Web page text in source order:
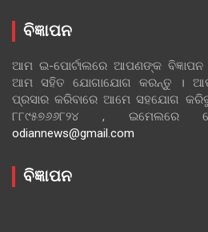
ବିଜ୍ଞାପନ
ଆମ ଇ-ପୋର୍ଟାଲରେ ଆପଣଙ୍କ ବିଜ୍ଞାପନ
ଆମ ସହିତ ଯୋଗାଯୋଗ କରନ୍ତୁ ।
ପ୍ରସାର କରିବାରେ ଆମେ ସହଯୋଗ
୮୮୯୫୭୬୬୮୨୪ , ଇମେଲରେ
odiannews@gmail.com
ବିଜ୍ଞାପନ